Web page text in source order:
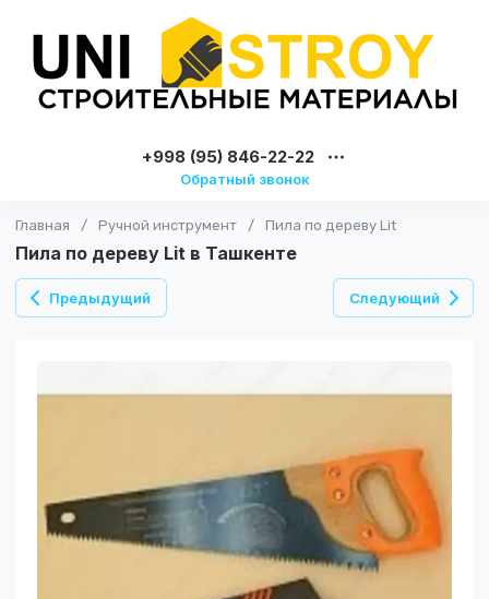
+998 (95) 846-22-22
Обратный звонок
Главная / Ручной инструмент / Пила по дереву Lit
Пила по дереву Lit в Ташкенте
Предыдущий Следующий